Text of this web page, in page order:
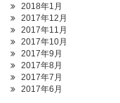
2018年1月
2017年12月
2017年11月
2017年10月
2017年9月
2017年8月
2017年7月
2017年6月